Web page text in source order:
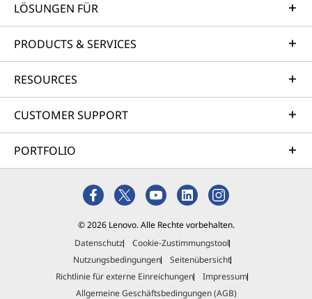
LÖSUNGEN FÜR
PRODUCTS & SERVICES
RESOURCES
CUSTOMER SUPPORT
PORTFOLIO
© 2026 Lenovo. Alle Rechte vorbehalten.
Datenschutz
Cookie-Zustimmungstool
Nutzungsbedingungen
Seitenübersicht
Richtlinie für externe Einreichungen
Impressum
Allgemeine Geschäftsbedingungen (AGB)